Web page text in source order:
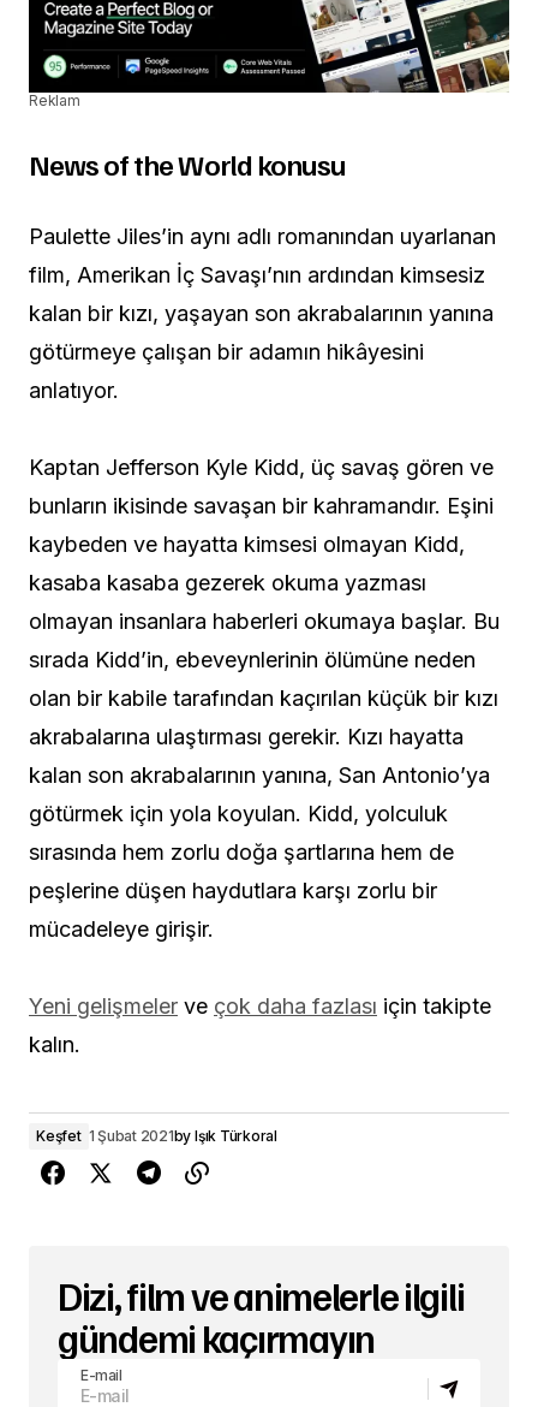
Reklam
News of the World konusu
Paulette Jiles’in aynı adlı romanından uyarlanan
film, Amerikan İç Savaşı’nın ardından kimsesiz
kalan bir kızı, yaşayan son akrabalarının yanına
götürmeye çalışan bir adamın hikâyesini
anlatıyor.
Kaptan Jefferson Kyle Kidd, üç savaş gören ve
bunların ikisinde savaşan bir kahramandır. Eşini
kaybeden ve hayatta kimsesi olmayan Kidd,
kasaba kasaba gezerek okuma yazması
olmayan insanlara haberleri okumaya başlar. Bu
sırada Kidd’in, ebeveynlerinin ölümüne neden
olan bir kabile tarafından kaçırılan küçük bir kızı
akrabalarına ulaştırması gerekir. Kızı hayatta
kalan son akrabalarının yanına, San Antonio’ya
götürmek için yola koyulan. Kidd, yolculuk
sırasında hem zorlu doğa şartlarına hem de
peşlerine düşen haydutlara karşı zorlu bir
mücadeleye girişir.
Yeni gelişmeler ve çok daha fazlası için takipte
kalın.
Keşfet 1 Şubat 2021by Işık Türkoral
Dizi, film ve animelerle ilgili
gündemi kaçırmayın
E-mail